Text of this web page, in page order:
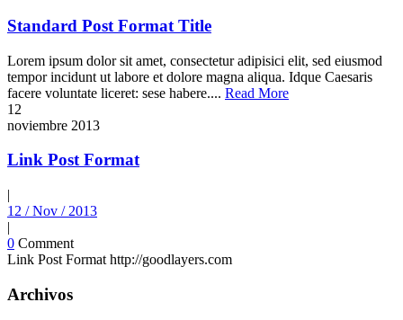
Standard Post Format Title
Lorem ipsum dolor sit amet, consectetur adipisici elit, sed eiusmod
tempor incidunt ut labore et dolore magna aliqua. Idque Caesaris
facere voluntate liceret: sese habere.... Read More
12
noviembre 2013
Link Post Format
|
12 / Nov / 2013
|
0 Comment
Link Post Format http://goodlayers.com
Archivos